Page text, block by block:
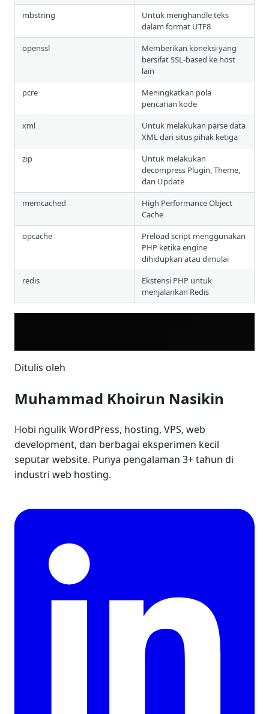
mbstring
Untuk menghandle teks
dalam format UTF8
openssl
Memberikan koneksi yang
bersifat SSL-based ke host
lain
pcre
Meningkatkan pola
pencarian kode
xml
Untuk melakukan parse data
XML dari situs pihak ketiga
zip
Untuk melakukan
decompress Plugin, Theme,
dan Update
memcached
High Performance Object
Cache
opcache
Preload script menggunakan
PHP ketika engine
dihidupkan atau dimulai
redis
Ekstensi PHP untuk
menjalankan Redis
Ditulis oleh
Muhammad Khoirun Nasikin
Hobi ngulik WordPress, hosting, VPS, web
development, dan berbagai eksperimen kecil
seputar website. Punya pengalaman 3+ tahun di
industri web hosting.